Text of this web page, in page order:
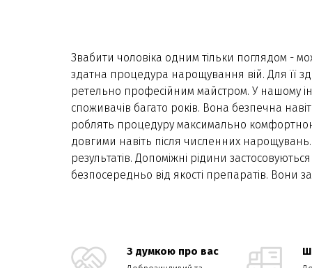
Звабити чоловіка одним тільки поглядом -
здатна процедура нарощування вій. Для її
ретельно професійним майстром. У нашому
споживачів багато років. Вона безпечна
роблять процедуру максимально комфортною
довгими навіть після численних
результатів. Допоміжні рідини
безпосередньо від якості препаратів. Вони
З думкою про вас